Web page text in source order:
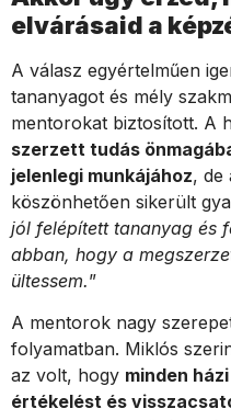
elvárásaid a
A válasz egyértelműen
tananyagot és mély
mentorokat biztosított. A
szerzett tudás
jelenlegi munkájához, de
köszönhetően sikerült
jól felépített tananyag és
abban, hogy a
ültessem.”
A mentorok nagy
folyamatban. Miklós
az volt, hogy minden
értékelést és